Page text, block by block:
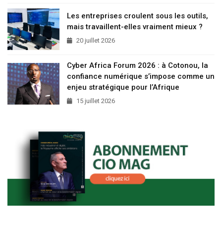
Les entreprises croulent sous les outils,
mais travaillent-elles vraiment mieux ?
20 juillet 2026
Cyber Africa Forum 2026 : à Cotonou, la
confiance numérique s’impose comme un
enjeu stratégique pour l’Afrique
15 juillet 2026